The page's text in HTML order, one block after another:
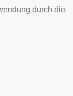
durch die